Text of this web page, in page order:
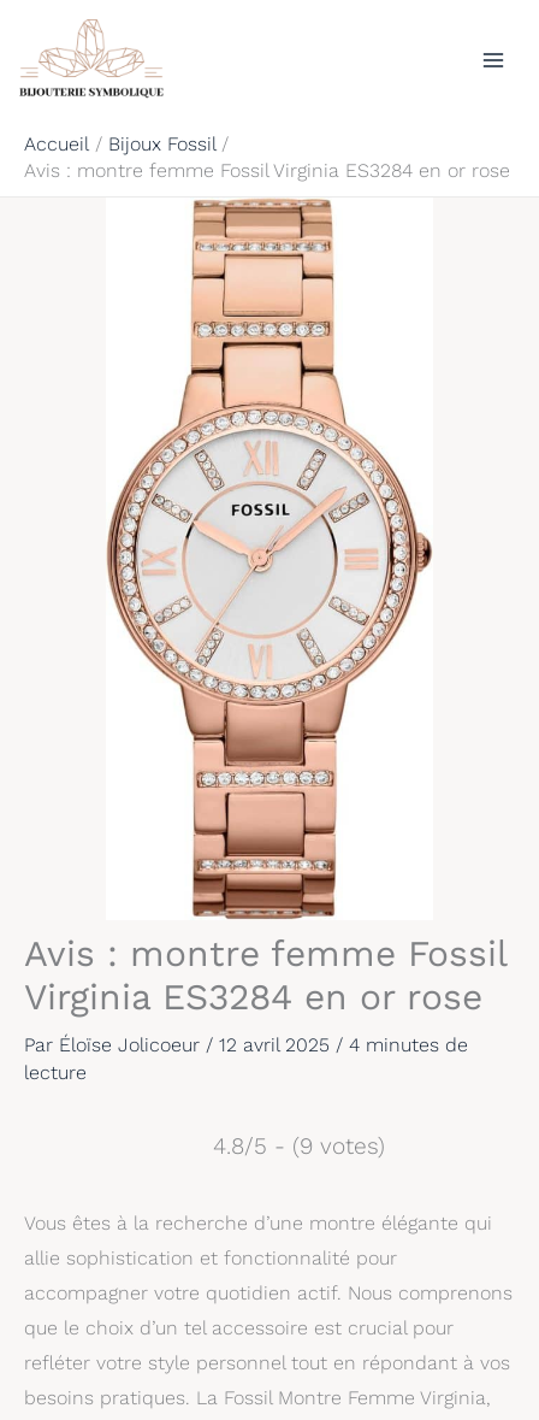
contenu
Accueil
Bijoux Fossil
Avis : montre femme Fossil Virginia ES3284 en or rose
Avis : montre femme Fossil
Virginia ES3284 en or rose
Par Éloïse Jolicoeur / 12 avril 2025 / 4 minutes de
lecture
4.8/5 - (9 votes)
Vous êtes à la recherche d’une montre élégante qui
allie sophistication et fonctionnalité pour
accompagner votre quotidien actif. Nous comprenons
que le choix d’un tel accessoire est crucial pour
refléter votre style personnel tout en répondant à vos
besoins pratiques. La Fossil Montre Femme Virginia,
Rechercher